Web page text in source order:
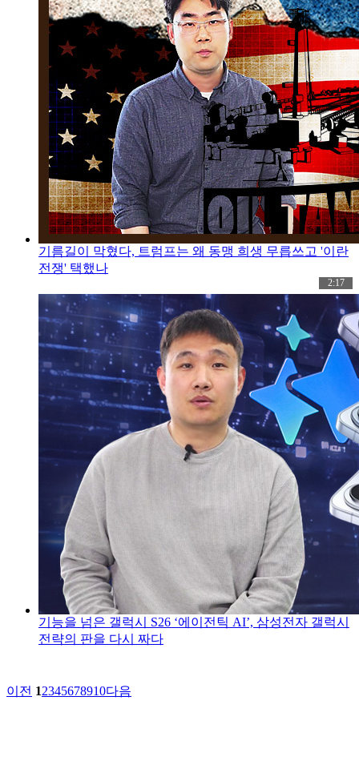
기름길이 막혔다, 트럼프는 왜 동맹 희생 무릅쓰고 '이란
전쟁' 택했나
2:17
기능을 넘은 갤럭시 S26 ‘에이전틱 AI’, 삼성전자 갤럭시
전략의 판을 다시 짜다
이전 12345678910다음